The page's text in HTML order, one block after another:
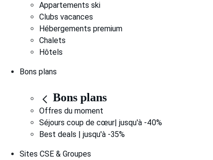
Appartements ski
Clubs vacances
Hébergements premium
Chalets
Hôtels
Bons plans
Bons plans
Offres du moment
Séjours coup de cœur| jusqu'à -40%
Best deals | jusqu'à -35%
Sites CSE & Groupes